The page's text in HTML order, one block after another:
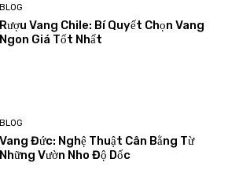
BLOG
Rượu Vang Chile: Bí Quyết Chọn Vang
Ngon Giá Tốt Nhất
BLOG
Vang Đức: Nghệ Thuật Cân Bằng Từ
Những Vườn Nho Độ Dốc